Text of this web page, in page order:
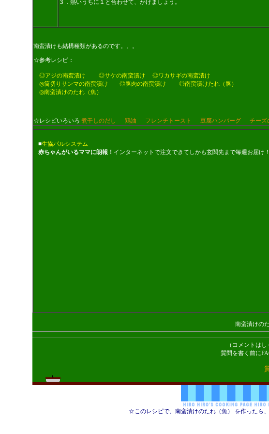
３．熱いうちに１と合わせて、かけましょう。
南蛮漬けも結構種類があるのです。。。
☆参考レシピ：
◎アジの南蛮漬け ◎サケの南蛮漬け
◎ワカサギの南蛮漬け
◎筒切りサンマの南蛮漬け
◎豚肉の南蛮漬け
◎南蛮漬けたれ（豚）
◎南蛮漬けのたれ（魚）
☆レシピいろいろ 煮干しのだし 鶏油 フレンチトースト 豆腐ハンバーグ チーズ
■生協パルシステム
赤ちゃんがいるママに朗報！ インターネットで注文できてしかも玄関先まで毎週お届け！
南蛮漬けの
（コメントは
質問を書く前に
☆このレシピで、南蛮漬けのたれ（魚） を作ったら